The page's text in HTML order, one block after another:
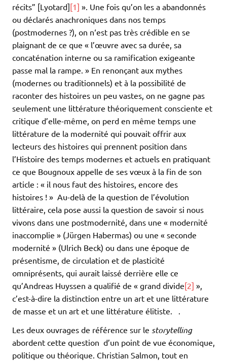
récits” [Lyotard][1] ». Une fois qu’on les a abandonnés
ou déclarés anachroniques dans nos temps
(postmodernes ?), on n‘est pas très crédible en se
plaignant de ce que « l’œuvre avec sa durée, sa
concaténation interne ou sa ramification exigeante
passe mal la rampe. » En renonçant aux mythes
(modernes ou traditionnels) et à la possibilité de
raconter des histoires un peu vastes, on ne gagne pas
seulement une littérature théoriquement consciente et
critique d’elle-même, on perd en même temps une
littérature de la modernité qui pouvait offrir aux
lecteurs des histoires qui prennent position dans
l’Histoire des temps modernes et actuels en pratiquant
ce que Bougnoux appelle de ses vœux à la fin de son
article : « il nous faut des histoires, encore des
histoires ! » Au-delà de la question de l’évolution
littéraire, cela pose aussi la question de savoir si nous
vivons dans une postmodernité, dans une « modernité
inaccomplie » (Jürgen Habermas) ou une « seconde
modernité » (Ulrich Beck) ou dans une époque de
présentisme, de circulation et de plasticité
omniprésents, qui aurait laissé derrière elle ce
qu’Andreas Huyssen a qualifié de « grand divide[2] »,
c’est-à-dire la distinction entre un art et une littérature
de masse et un art et une littérature élitiste. .
Les deux ouvrages de référence sur le storytelling
abordent cette question d’un point de vue économique,
politique ou théorique. Christian Salmon, tout en